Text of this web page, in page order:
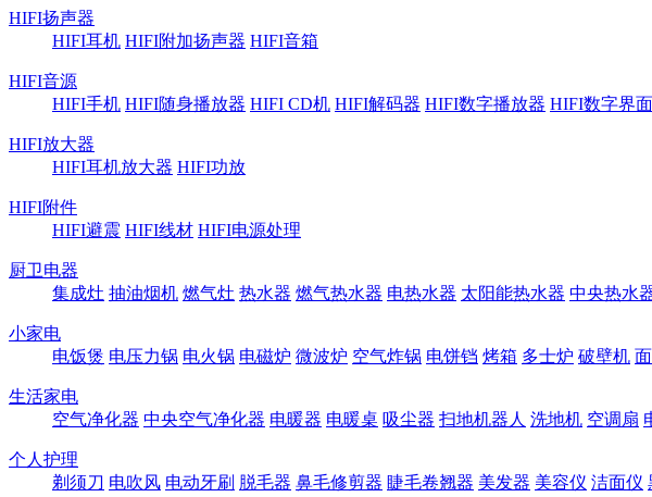
HIFI扬声器
HIFI耳机 HIFI附加扬声器 HIFI音箱
HIFI音源
HIFI手机 HIFI随身播放器 HIFI CD机 HIFI解码器 HIFI数字播放器 HIFI数字界面
HIFI放大器
HIFI耳机放大器 HIFI功放
HIFI附件
HIFI避震 HIFI线材 HIFI电源处理
厨卫电器
集成灶 抽油烟机 燃气灶 热水器 燃气热水器 电热水器 太阳能热水器 中央热水
小家电
电饭煲 电压力锅 电火锅 电磁炉 微波炉 空气炸锅 电饼铛 烤箱 多士炉 破壁机
生活家电
空气净化器 中央空气净化器 电暖器 电暖桌 吸尘器 扫地机器人 洗地机 空调扇
个人护理
剃须刀 电吹风 电动牙刷 脱毛器 鼻毛修剪器 睫毛卷翘器 美发器 美容仪 洁面仪